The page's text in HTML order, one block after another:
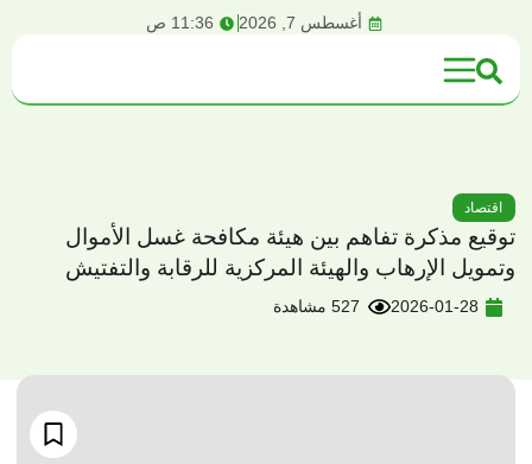
أغسطس 7, 2026 11:36 ص
اقتصاد
توقيع مذكرة تفاهم بين هيئة مكافحة غسل الأموال
وتمويل الإرهاب والهيئة المركزية للرقابة والتفتيش
2026-01-28 527 مشاهدة